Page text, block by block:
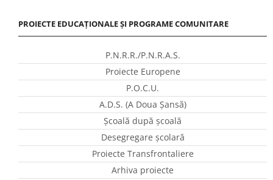
PROIECTE EDUCAȚIONALE ȘI PROGRAME COMUNITARE
P.N.R.R./P.N.R.A.S.
Proiecte Europene
P.O.C.U.
A.D.S. (A Doua Șansă)
Școală după școală
Desegregare școlară
Proiecte Transfrontaliere
Arhiva proiecte